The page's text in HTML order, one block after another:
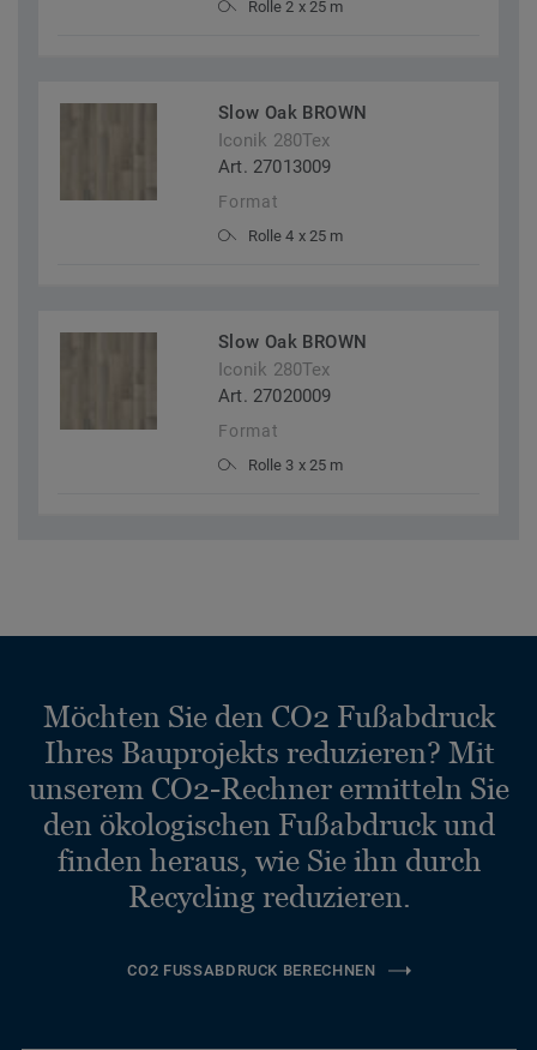
Rolle 2 x 25 m
Slow Oak BROWN
Iconik 280Tex
Art. 27013009
Format
Rolle 4 x 25 m
Slow Oak BROWN
Iconik 280Tex
Art. 27020009
Format
Rolle 3 x 25 m
Möchten Sie den CO2 Fußabdruck
Ihres Bauprojekts reduzieren? Mit
unserem CO2-Rechner ermitteln Sie
den ökologischen Fußabdruck und
finden heraus, wie Sie ihn durch
Recycling reduzieren.
CO2 FUSSABDRUCK BERECHNEN